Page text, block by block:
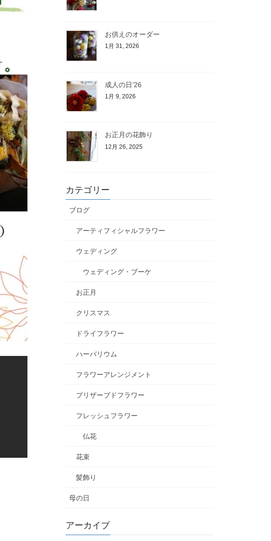
お供えのオーダー
1月 31, 2026
成人の日’26
1月 9, 2026
お正月の花飾り
12月 26, 2025
カテゴリー
ブログ
アーティフィシャルフラワー
ウェディング
ウェディング・ブーケ
お正月
クリスマス
ドライフラワー
ハーバリウム
フラワーアレンジメント
プリザーブドフラワー
フレッシュフラワー
仏花
花束
髪飾り
母の日
アーカイブ